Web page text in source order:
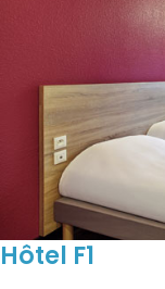
Hôtel F1